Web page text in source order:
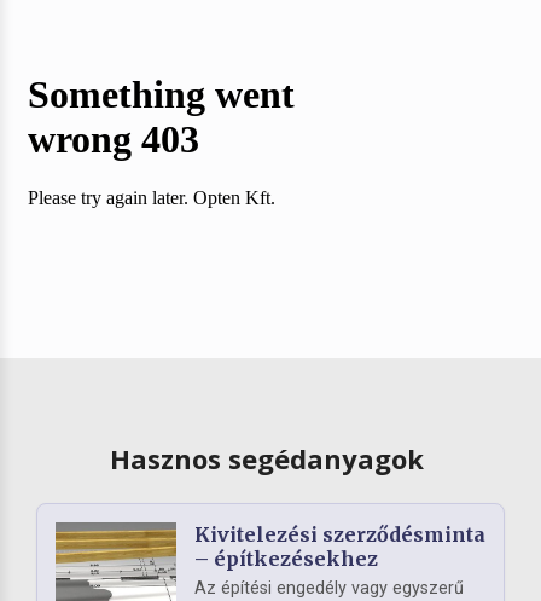
Hasznos segédanyagok
Kivitelezési szerződésminta
– építkezésekhez
Az építési engedély vagy egyszerű